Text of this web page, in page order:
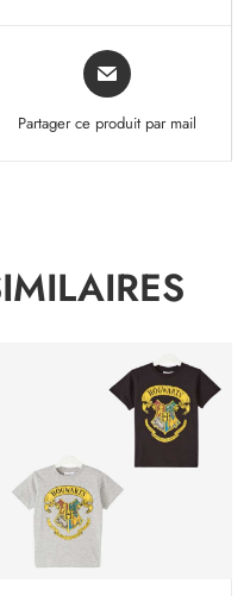
Partager ce produit par mail